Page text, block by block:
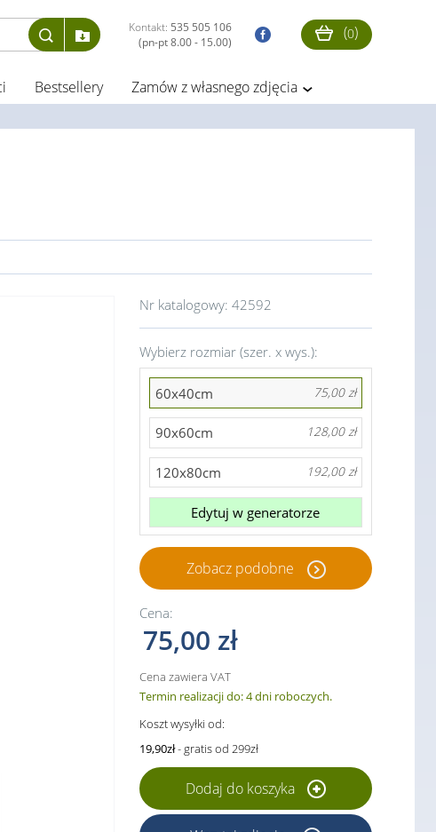
Kontakt: 535 505 106
(pn-pt 8.00 - 15.00)
(0)
Bestsellery Zamów z własnego zdjęcia
Nr katalogowy: 42592
Wybierz rozmiar (szer. x wys.):
60x40cm 75,00 zł
90x60cm 128,00 zł
120x80cm 192,00 zł
Edytuj w generatorze
Zobacz podobne
Cena:
75,00 zł
Cena zawiera VAT
Termin realizacji do: 4 dni roboczych.
Koszt wysyłki od:
19,90zł- gratis od 299zł
Dodaj do koszyka